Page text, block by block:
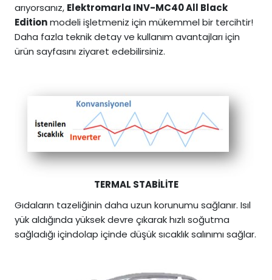
arıyorsanız, Elektromarla INV-MC40 All Black
Editionmodeli işletmeniz için mükemmel bir tercihtir!
Daha fazla teknik detay ve kullanım avantajları için
ürün sayfasını ziyaret edebilirsiniz.
TERMAL STABİLİTE
Gıdaların tazeliğinin daha uzun korunumu sağlanır. Isıl
yük aldığında yüksek devre çıkarak hızlı soğutma
sağladığı içindolap içinde düşük sıcaklık salınımı sağlar.